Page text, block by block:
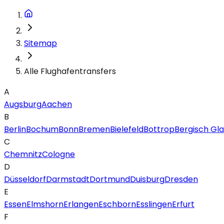
Sitemap
Alle Flughafentransfers
A
AugsburgAachen
B
BerlinBochumBonnBremenBielefeldBottropBergisch
C
ChemnitzCologne
D
DüsseldorfDarmstadtDortmundDuisburgDresden
E
EssenElmshornErlangenEschbornEsslingenErfurt
F